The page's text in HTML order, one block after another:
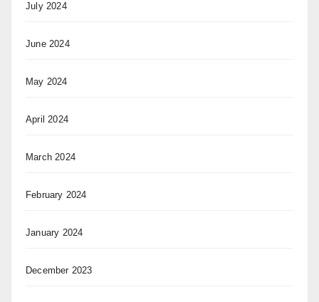
July 2024
June 2024
May 2024
April 2024
March 2024
February 2024
January 2024
December 2023